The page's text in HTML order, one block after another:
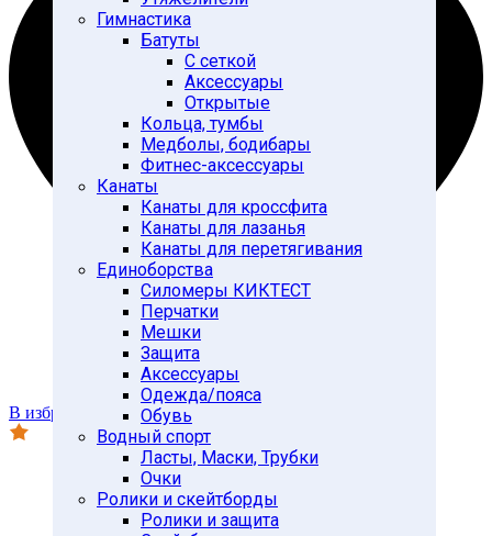
Гимнастика
Батуты
С сеткой
Аксессуары
Открытые
Кольца, тумбы
Медболы, бодибары
Фитнес-аксессуары
Канаты
Канаты для кроссфита
Канаты для лазанья
Канаты для перетягивания
Единоборства
Силомеры КИКТЕСТ
Перчатки
Мешки
Защита
Аксессуары
Одежда/пояса
Обувь
Водный спорт
Ласты, Маски, Трубки
Очки
Ролики и скейтборды
Ролики и защита
В избранное